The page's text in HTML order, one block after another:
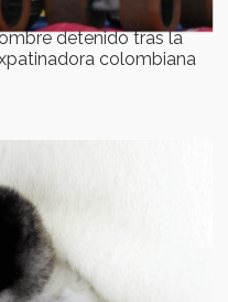
detenido tras la
colombiana